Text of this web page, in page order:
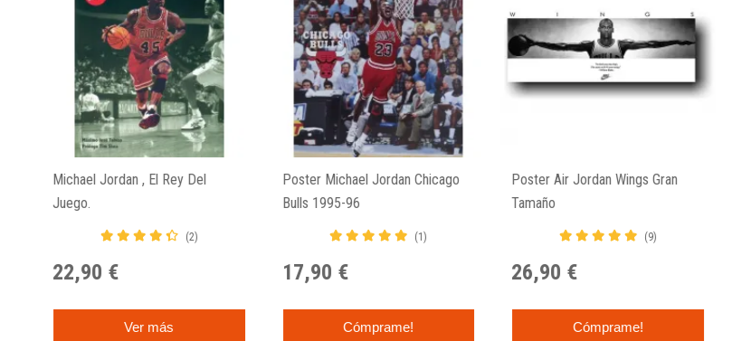
Michael Jordan , El Rey Del
Juego.
(2)
22,90 €
Ver más
Poster Michael Jordan Chicago
Bulls 1995-96
(1)
17,90 €
Cómprame!
Poster Air Jordan Wings Gran
Tamaño
(9)
26,90 €
Cómprame!